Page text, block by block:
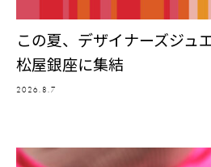
この夏、デザイナーズジュ
松屋銀座に集結
2026.8.7